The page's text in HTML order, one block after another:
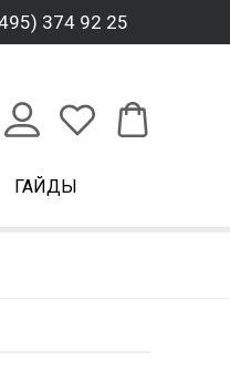
374 92 25
ГАЙДЫ